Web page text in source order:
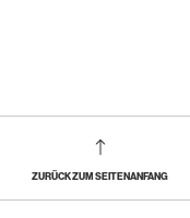
ZURÜCK ZUM SEITENANFANG